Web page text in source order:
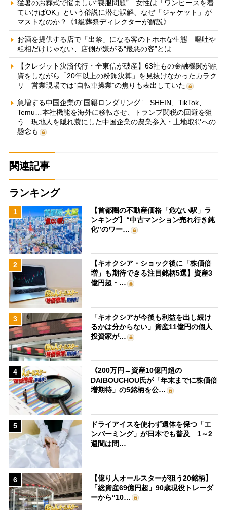
猛暑のお葬式で悩ましい“喪服問題” 女性は「ワンピースを着
ていけばOK」という俗説に潜む誤解、なぜ「ジャケット」が
マストなのか？《1級葬祭ディレクターが解説》
お酒を提供する店で「出禁」になる客のトホホな生態 嘔吐や
粗相だけじゃない、店側が嫌がる“最悪の客”とは
【クレジット決済代行・全東信が破産】63社もの金融機関が融
資をしながら「20年以上の粉飾決算」を見抜けなかったカラク
リ 営業現場では“自転車操業”の焦りも表出していた
急増する中国企業の“国籍ロンダリング” SHEIN、TikTok、
Temu…本社機能を海外に移転させ、トランプ関税の回避を狙
う 現地人を隠れ蓑にした中国企業の農業参入・土地取得への
懸念も
関連記事
ランキング
1
【首都圏の不動産価格「危ない駅」ラ
ンキング】“中古マンション売れ行き鈍
化”のワー…
2
【キオクシア・ショック後に「株価倍
増」も期待できる注目銘柄5選】資産3
億円超・…
3
「キオクシアが今後も利益を出し続け
るかは分からない」資産11億円の個人
投資家が…
4
《200万円→資産10億円超の
DAIBOUCHOU氏が「年末までに株価倍
増期待」の5銘柄を公…
5
ドライアイスを使わず遺体を保つ「エ
ンバーミング」が日本でも普及 1～2
週間は問…
6
【億り人オールスターが狙う20銘柄】
「総資産69億円超」90歳現役トレーダ
ーから“10…